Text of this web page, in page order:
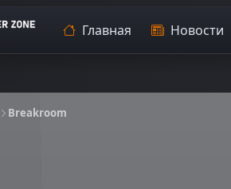
Главная Новости
Breakroom